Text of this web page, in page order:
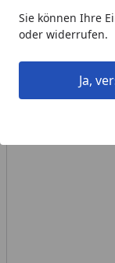
Sie können Ihre
oder widerrufen.
Ja,